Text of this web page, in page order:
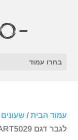
בחרו עמוד
עמוד הבית/שעונים
לגבר דגם ART5029